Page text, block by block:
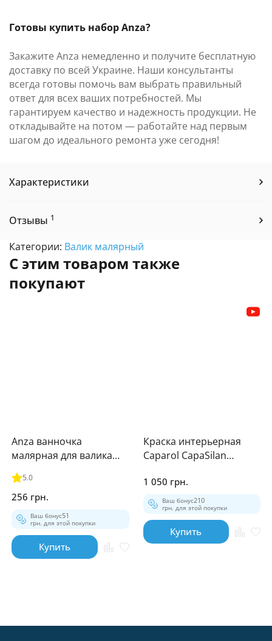
Готовы купить набор Anza?
Закажите Anza немедленно и получите бесплатную
доставку по всей Украине. Наши консультанты
всегда готовы помочь вам выбрать правильный
ответ для всех ваших потребностей. Мы
гарантируем качество и надежность продукции. Не
откладывайте на потом — работайте над первым
шагом до идеального ремонта уже сегодня!
Характеристики
Отзывы 1
Категории: Валик малярный
С этим товаром также
покупают
Anza ванночка
малярная для валика
25см
5.0
256 грн.
Ваш бонус51
грн. для этой покупки
Купить
Краска интерьерная
Caparol CapaSilan
1 050 грн.
Ваш бонус210
грн. для этой покупки
Купить